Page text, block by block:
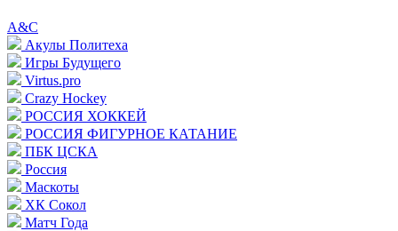
A&C
Акулы Политеха
Игры Будущего
Virtus.pro
Crazy Hockey
РОССИЯ ХОККЕЙ
РОССИЯ ФИГУРНОЕ КАТАНИЕ
ПБК ЦСКА
Россия
Маскоты
ХК Сокол
Матч Года